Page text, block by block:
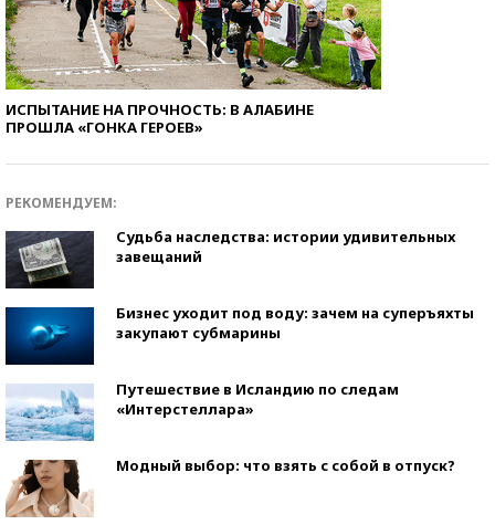
ИСПЫТАНИЕ НА ПРОЧНОСТЬ: В АЛАБИНЕ
ПРОШЛА «ГОНКА ГЕРОЕВ»
РЕКОМЕНДУЕМ:
Судьба наследства: истории удивительных
завещаний
Бизнес уходит под воду: зачем на суперъяхты
закупают субмарины
Путешествие в Исландию по следам
«Интерстеллара»
Модный выбор: что взять с собой в отпуск?